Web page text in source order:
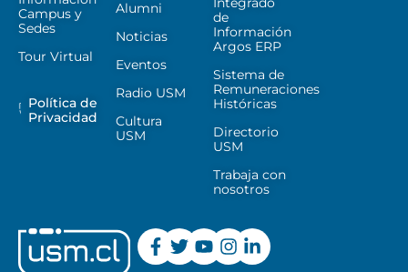
Campus y
Sedes
Tour Virtual
Política de
Privacidad
Alumni
Noticias
Eventos
Radio USM
Cultura
USM
de
Información
Argos ERP
Sistema de
Remuneraciones
Históricas
Directorio
USM
Trabaja con
nosotros